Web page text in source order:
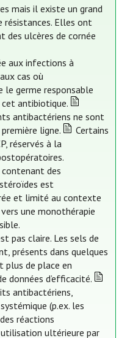
mais il existe un grand
résistances. Elles ont
des ulcères de cornée
aux infections à
cas où
le germe responsable
cet antibiotique.
antibactériens ne sont
ligne.
Certains
réservés à la
des
est
et limité au contexte
une monothérapie
pas claire. Les sels de
présents dans quelques
plus de place en
données d’efficacité.
antibactériens,
(p.ex. les
réactions
ultérieure par